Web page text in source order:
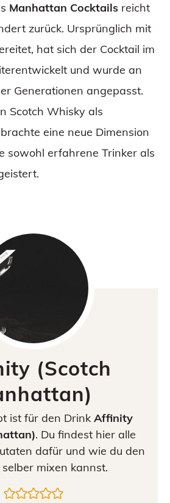
Manhattan Cocktails reicht
zurück. Ursprünglich mit
hat sich der Cocktail im
und wurde an
Generationen angepasst.
Scotch Whisky als
eine neue Dimension
sowohl erfahrene Trinker als
(Scotch
ist für den Drink Affinity
. Du findest hier alle
dafür und wie du den
selber mixen kannst.